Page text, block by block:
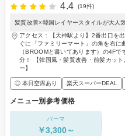
4.4
(19件)
髪質改善×韓国レイヤースタイルが大人
アクセス：【天神駅より】2番出口を
ぐに「ファミリーマート」の角を右
（BROOMと書いてあります）の4F
分！ 【韓国風・髪質改善・前髪カッ
ー】
◎ 本日空席あり 楽天スーパーDEAL
メニュー別参考価格
パーマ
￥3,300～